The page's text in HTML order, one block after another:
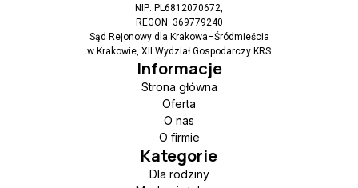
NIP: PL6812070672,
REGON: 369779240
Sąd Rejonowy dla Krakowa–Śródmieścia
w Krakowie, XII Wydział Gospodarczy KRS
Informacje
Strona główna
Oferta
O nas
O firmie
Kategorie
Dla rodziny